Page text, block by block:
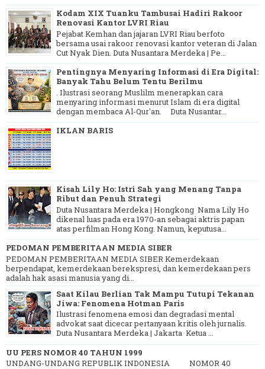
Kodam XIX Tuanku Tambusai Hadiri Rakoor
Renovasi Kantor LVRI Riau
Pejabat Kemhan dan jajaran LVRI Riau berfoto
bersama usai rakoor renovasi kantor veteran di Jalan
Cut Nyak Dien. Duta Nusantara Merdeka | Pe...
Pentingnya Menyaring Informasi di Era Digital:
Banyak Tahu Belum Tentu Berilmu
. Ilustrasi seorang Muslilm menerapkan cara
menyaring informasi menurut Islam di era digital
dengan membaca Al-Qur'an. Duta Nusantar...
IKLAN BARIS
Kisah Lily Ho: Istri Sah yang Menang Tanpa
Ribut dan Penuh Strategi
Duta Nusantara Merdeka | Hongkong Nama Lily Ho
dikenal luas pada era 1970-an sebagai aktris papan
atas perfilman Hong Kong. Namun, keputusa...
PEDOMAN PEMBERITAAN MEDIA SIBER
PEDOMAN PEMBERITAAN MEDIA SIBER Kemerdekaan
berpendapat, kemerdekaan berekspresi, dan kemerdekaan pers
adalah hak asasi manusia yang di...
Saat Kilau Berlian Tak Mampu Tutupi Tekanan
Jiwa: Fenomena Hotman Paris
Ilustrasi fenomena emosi dan degradasi mental
advokat saat dicecar pertanyaan kritis oleh jurnalis.
Duta Nusantara Merdeka | Jakarta Ketua ...
UU PERS NOMOR 40 TAHUN 1999
UNDANG-UNDANG REPUBLIK INDONESIA NOMOR 40